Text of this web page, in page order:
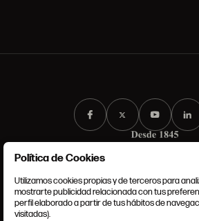
CONDICIONES
Política de Cookies
Utilizamos cookies propias y de terceros para
mostrarte publicidad relacionada con tus
perfil elaborado a partir de tus hábitos de
visitadas).